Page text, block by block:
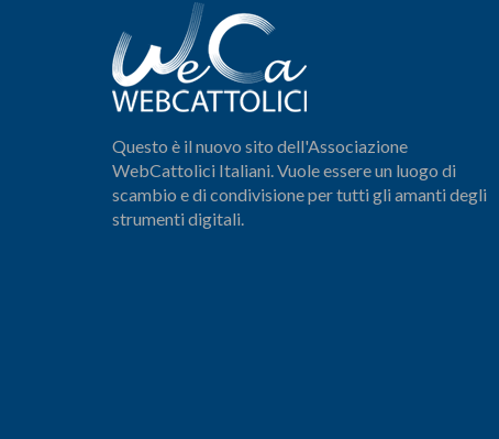
Questo è il nuovo sito dell'Associazione
WebCattolici Italiani. Vuole essere un luogo di
scambio e di condivisione per tutti gli amanti degli
strumenti digitali.